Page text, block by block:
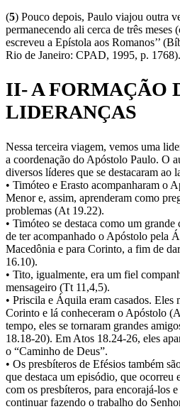
(5) Pouco depois, Paulo viajou outra
permanecendo ali cerca de três
escreveu a Epístola aos Romanos’’
Rio de Janeiro: CPAD, 1995, p. 1768).
II- A FORMAÇÃO
LIDERANÇAS
Nessa terceira viagem, vemos uma
a coordenação do Apóstolo Paulo. O
diversos líderes que se destacaram ao
• Timóteo e Erasto acompanharam o
Menor e, assim, aprenderam como
problemas (At 19.22).
• Timóteo se destaca como um
de ter acompanhado o Apóstolo pela
Macedônia e para Corinto, a fim de
16.10).
• Tito, igualmente, era um fiel
mensageiro (Tt 11,4,5).
• Priscila e Áquila eram casados. Eles
Corinto e lá conheceram o Apóstolo
tempo, eles se tornaram grandes
18.18-20). Em Atos 18.24-26, eles
o “Caminho de Deus”.
• Os presbíteros de Efésios também
que destaca um episódio, que
com os presbíteros, para encorajá-los
continuar fazendo o trabalho do